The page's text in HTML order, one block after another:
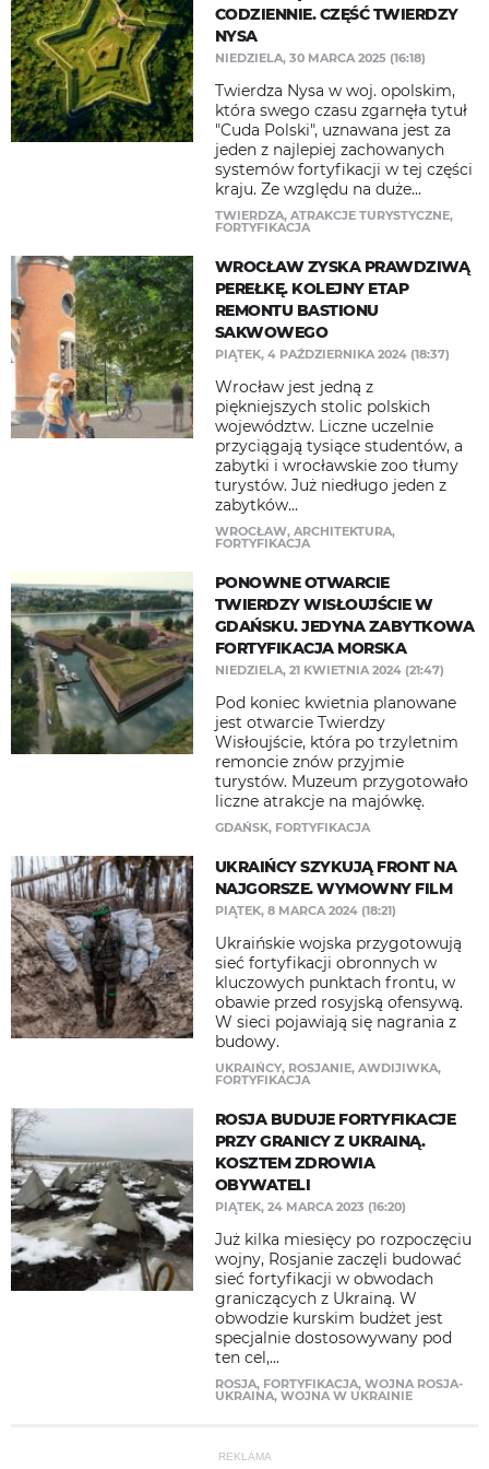
CODZIENNIE. CZĘŚĆ TWIERDZY
NYSA
NIEDZIELA, 30 MARCA 2025 (16:18)
Twierdza Nysa w woj. opolskim,
która swego czasu zgarnęła tytuł
"Cuda Polski", uznawana jest za
jeden z najlepiej zachowanych
systemów fortyfikacji w tej części
kraju. Ze względu na duże...
TWIERDZA, ATRAKCJE TURYSTYCZNE,
FORTYFIKACJA
WROCŁAW ZYSKA PRAWDZIWĄ
PEREŁKĘ. KOLEJNY ETAP
REMONTU BASTIONU
SAKWOWEGO
PIĄTEK, 4 PAŹDZIERNIKA 2024 (18:37)
Wrocław jest jedną z
piękniejszych stolic polskich
województw. Liczne uczelnie
przyciągają tysiące studentów, a
zabytki i wrocławskie zoo tłumy
turystów. Już niedługo jeden z
zabytków...
WROCŁAW, ARCHITEKTURA,
FORTYFIKACJA
PONOWNE OTWARCIE
TWIERDZY WISŁOUJŚCIE W
GDAŃSKU. JEDYNA ZABYTKOWA
FORTYFIKACJA MORSKA
NIEDZIELA, 21 KWIETNIA 2024 (21:47)
Pod koniec kwietnia planowane
jest otwarcie Twierdzy
Wisłoujście, która po trzyletnim
remoncie znów przyjmie
turystów. Muzeum przygotowało
liczne atrakcje na majówkę.
GDAŃSK, FORTYFIKACJA
UKRAIŃCY SZYKUJĄ FRONT NA
NAJGORSZE. WYMOWNY FILM
PIĄTEK, 8 MARCA 2024 (18:21)
Ukraińskie wojska przygotowują
sieć fortyfikacji obronnych w
kluczowych punktach frontu, w
obawie przed rosyjską ofensywą.
W sieci pojawiają się nagrania z
budowy.
UKRAIŃCY, ROSJANIE, AWDIJIWKA,
FORTYFIKACJA
ROSJA BUDUJE FORTYFIKACJE
PRZY GRANICY Z UKRAINĄ.
KOSZTEM ZDROWIA
OBYWATELI
PIĄTEK, 24 MARCA 2023 (16:20)
Już kilka miesięcy po rozpoczęciu
wojny, Rosjanie zaczęli budować
sieć fortyfikacji w obwodach
graniczących z Ukrainą. W
obwodzie kurskim budżet jest
specjalnie dostosowywany pod
ten cel,...
ROSJA, FORTYFIKACJA, WOJNA ROSJA-
UKRAINA, WOJNA W UKRAINIE
REKLAMA